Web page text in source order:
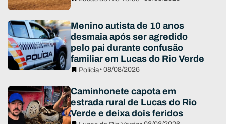
Menino autista de 10 anos
desmaia após ser agredido
pelo pai durante confusão
familiar em Lucas do Rio Verde
Polícia• 08/08/2026
Caminhonete capota em
estrada rural de Lucas do Rio
Verde e deixa dois feridos